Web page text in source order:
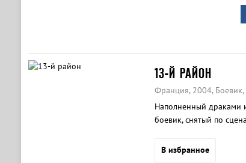
13-Й РАЙОН
Франция, 2004, Боевик,
Наполненный драками
боевик, снятый по
В избранное